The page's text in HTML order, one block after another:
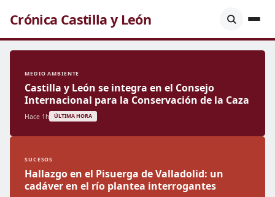
Crónica Castilla y León
MEDIO AMBIENTE
Castilla y León se integra en el Consejo
Internacional para la Conservación de la Caza
Hace 1h ÚLTIMA HORA
SUCESOS
Hallazgo en el Pisuerga de Valladolid: un
cadáver en el río plantea interrogantes